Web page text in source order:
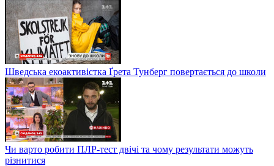
Шведська екоактивістка Ґрета Тунберг повертається до школи
Чи варто робити ПЛР-тест двічі та чому результати можуть
різнитися